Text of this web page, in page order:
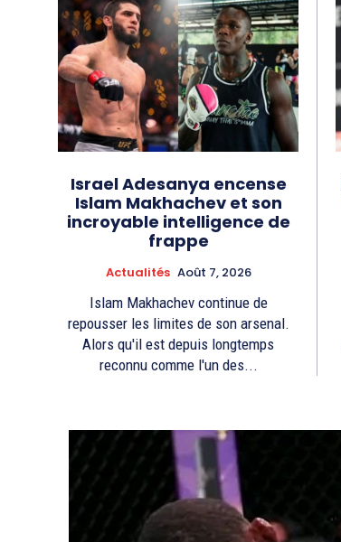
Israel Adesanya encense
Islam Makhachev et son
incroyable intelligence de
frappe
Actualités Août 7, 2026
Islam Makhachev continue de
repousser les limites de son arsenal.
Alors qu'il est depuis longtemps
reconnu comme l'un des...